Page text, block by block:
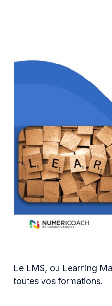
Le LMS, ou Learning
toutes vos formations.